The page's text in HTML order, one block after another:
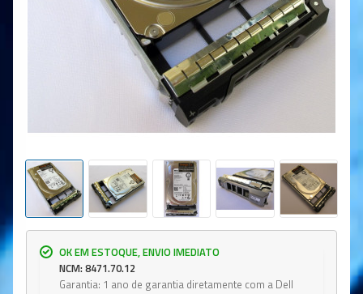
OK EM ESTOQUE, ENVIO IMEDIATO
NCM: 8471.70.12
Garantia: 1 ano de garantia diretamente com a Dell